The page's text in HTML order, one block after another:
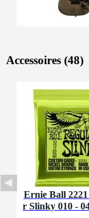
Accessoires (48)
Ernie Ball
r Slinky 010 -